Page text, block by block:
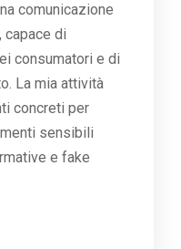
comunicazione
capace di
consumatori e di
La mia attività
concreti per
sensibili
e fake